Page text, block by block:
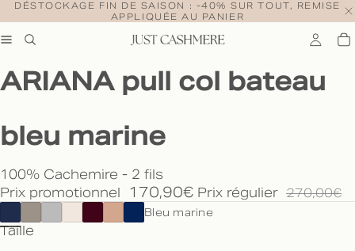
DÉSTOCKAGE FIN DE SAISON : -40% SUR TOUT, REMISE
APPLIQUÉE AU PANIER
ARIANA pull col bateau
bleu marine
100% Cachemire - 2 fils
Prix promotionnel
170,90€ Prix régulier 270,00€
Bleu marine
Taille